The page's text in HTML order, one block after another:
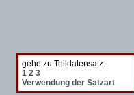
gehe zu Teildatensatz:
1 2 3
Verwendung der Satzart